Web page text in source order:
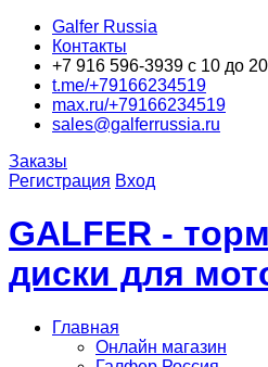
Galfer Russia
Контакты
+7 916 596-3939 с 10 до 20
t.me/+79166234519
max.ru/+79166234519
sales@galferrussia.ru
Заказы
Регистрация Вход
GALFER -
диски для
Главная
Онлайн магазин